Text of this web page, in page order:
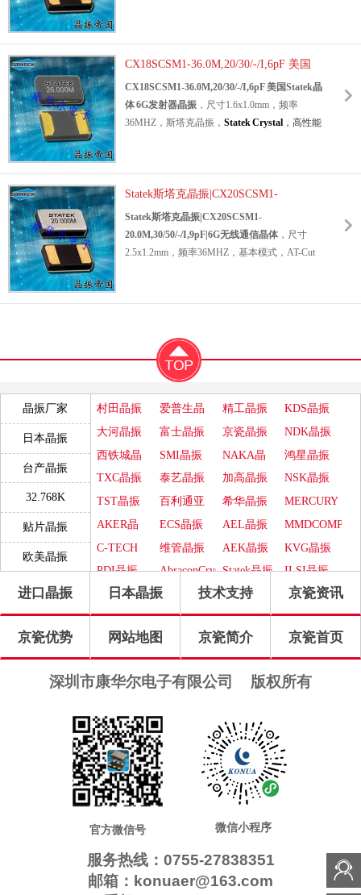
影音系统，无线网络等应用。CX11SCSM1-
26.0M,50/50/-/I,9pF,斯塔克轻薄型晶
片晶振，水晶振动子，石英贴片晶振，两脚无
源晶振，SMD晶振，通信设备晶振，无线应用
晶振，小型设备晶振，数码电子晶振，蓝牙音
响晶振，低损耗晶振，低功耗晶振，低耗能晶
振，高精度晶振，高性能晶振，具有高性能高
Statek通信晶振,CX16SCSM1-
CX18SCSM1-36.0M,20/30/-/I,6pF 美国
Statek晶体 6G发射器晶振
CX18SCSM1-36.0M,20/30/-/I,6pF 美国Statek晶
体 6G发射器晶振，尺寸1.6x1.0mm，频率
36MHZ，斯塔克晶振， Statek Crystal，高性能
无铅环保晶振，SMD晶体，无源贴片晶振，小
尺寸晶振，水晶振动子，高性能晶振，低损耗
贴片晶体，6G以太网专用晶振，智能音响晶
振，数码电子晶振，无线网络晶振，仪表专晶
振，工业应用晶振，通信晶振，发射器晶振，
输液泵，人工耳蜗，军事和航空航天，航空电
子指示器和仪表，驾驶舱仪表显示器，数据通
信，遥感勘测，工业和通信，通信，发射机，
等.CX18SCSM1-
36.0M,20/30/-/I,6pF 美国
Statek晶体 6G发射器晶振.
Statek斯塔克晶振|CX20SCSM1-
20.0M,30/50/-/I,9pF|6G无线通信晶体
Statek斯塔克晶振|CX20SCSM1-
20.0M,30/50/-/I,9pF|6G无线通信晶体 ，尺寸
2.5x1.2mm，频率36MHZ，基本模式，AT-Cut
振，水晶振动子，无源谐振器，超小型晶振，
低损耗晶振，无线通信晶振，医疗专用晶振，
发射机专用晶振，智能电子晶振，导航应用晶
振，具有高性能，低损耗的特点。
贴片晶振产品很适合用于超低功率无线通信，
医疗遥测技术(多指标类集调查，BLE) 心律管
理，神经刺激器 ，防卫，智能弹药，制导和导
航，沟通，通信，发射机，脉冲发生器，跟踪
塔克晶振|CX20SCSM1-
20.0M,30/50/-/I,9pF|6G无线通
信晶体.
晶振厂家
日本晶振
台产晶振
32.768K
贴片晶振
欧美晶振
村田晶振
爱普生晶
振
精工晶振
KDS晶振
大河晶振
富士晶振 京瓷晶振
NDK晶振
西铁城晶
振
SMI晶振
NAKA晶
振
鸿星晶振
TXC晶振
泰艺晶振 加高晶振
NSK晶振
TST晶振
百利通亚
陶晶振
希华晶振
MERCURY
晶振
AKER晶
振
ECS晶振 AEL晶振
MMDCOMP
晶振
C-TECH
晶振
维管晶振 AEK晶振
KVG晶振
PDI晶振
AbraconCrystalStatek晶振
ILSI晶振
WI2WI晶
振
ITTI晶振 Jauch晶振
Pletronics
晶振
GEYER晶
Transko晶
振
高利奇晶
振
IDT晶振
Frequency
晶振
SUNTSU
晶振
Oscilent晶
振
康纳温菲
尔德晶振
SiTimeCrystalFOX晶振
QuarzteChnik
晶振
Rubyquartz
晶振
瑞康晶振
格林雷晶
Euroquartz
QuartzCom
振
QANTEK
晶振
MTI-
Milliren晶
振
CTS晶振
Cardinal晶
振
MtronPTI
晶振
ACT晶振
NJR晶振
Skyworks
晶振
Renesas瑞
萨晶振
进口晶振 日本晶振 技术支持 京瓷资讯
京瓷优势 网站地图 京瓷简介 京瓷首页
深圳市康华尔电子有限公司 版权所有
官方微信号 微信小程序
服务热线：0755-27838351
邮箱：konuaer@163.com